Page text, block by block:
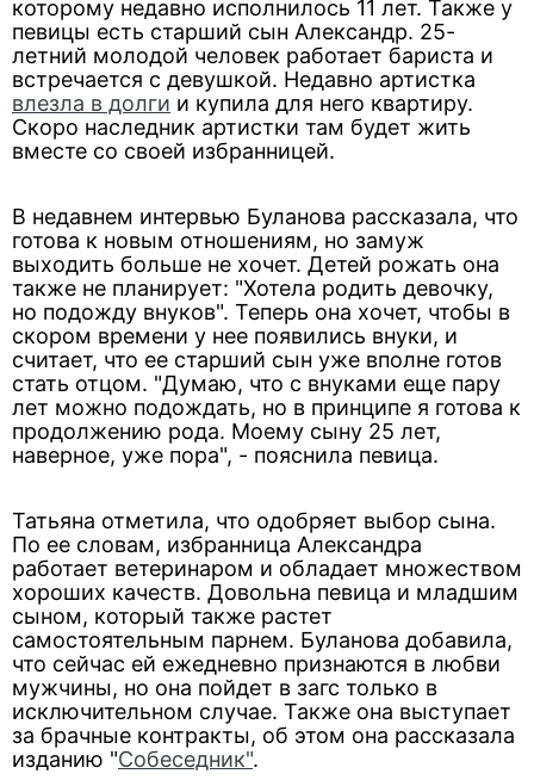
которому недавно исполнилось 11 лет. Также у
певицы есть старший сын Александр. 25-
летний молодой человек работает бариста и
встречается с девушкой. Недавно артистка
влезла в долги и купила для него квартиру.
Скоро наследник артистки там будет жить
вместе со своей избранницей.
В недавнем интервью Буланова рассказала, что
готова к новым отношениям, но замуж
выходить больше не хочет. Детей рожать она
также не планирует: "Хотела родить девочку,
но подожду внуков". Теперь она хочет, чтобы в
скором времени у нее появились внуки, и
считает, что ее старший сын уже вполне готов
стать отцом. "Думаю, что с внуками еще пару
лет можно подождать, но в принципе я готова к
продолжению рода. Моему сыну 25 лет,
наверное, уже пора", - пояснила певица.
Татьяна отметила, что одобряет выбор сына.
По ее словам, избранница Александра
работает ветеринаром и обладает множеством
хороших качеств. Довольна певица и младшим
сыном, который также растет
самостоятельным парнем. Буланова добавила,
что сейчас ей ежедневно признаются в любви
мужчины, но она пойдет в загс только в
исключительном случае. Также она выступает
за брачные контракты, об этом она рассказала
изданию "Собеседник".